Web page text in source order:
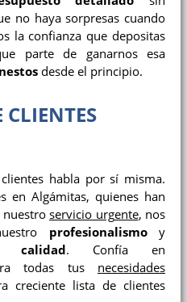
no haya sorpresas cuando
la confianza que depositas
parte de ganarnos esa
desde el principio.
habla por sí misma.
en Algámitas, quienes han
nuestroservicio urgente, nos
profesionalismoy
calidad. Confía en
todas tus necesidades
creciente lista de clientes